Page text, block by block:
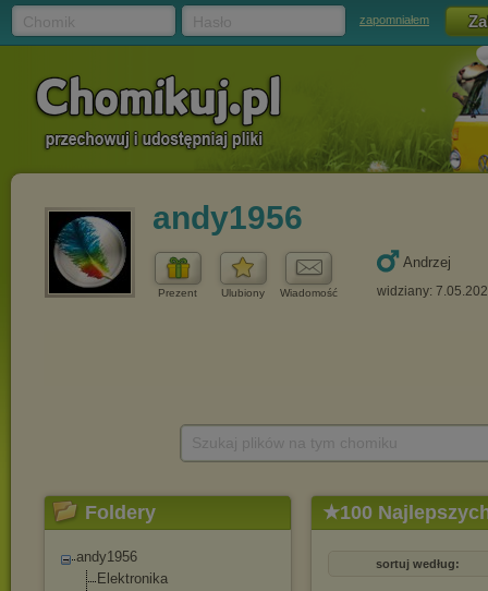
zapomniałem
andy1956
Prezent Ulubiony Wiadomość
Andrzej
widziany:
Foldery
andy1956
Elektronika
★100
sortuj według: